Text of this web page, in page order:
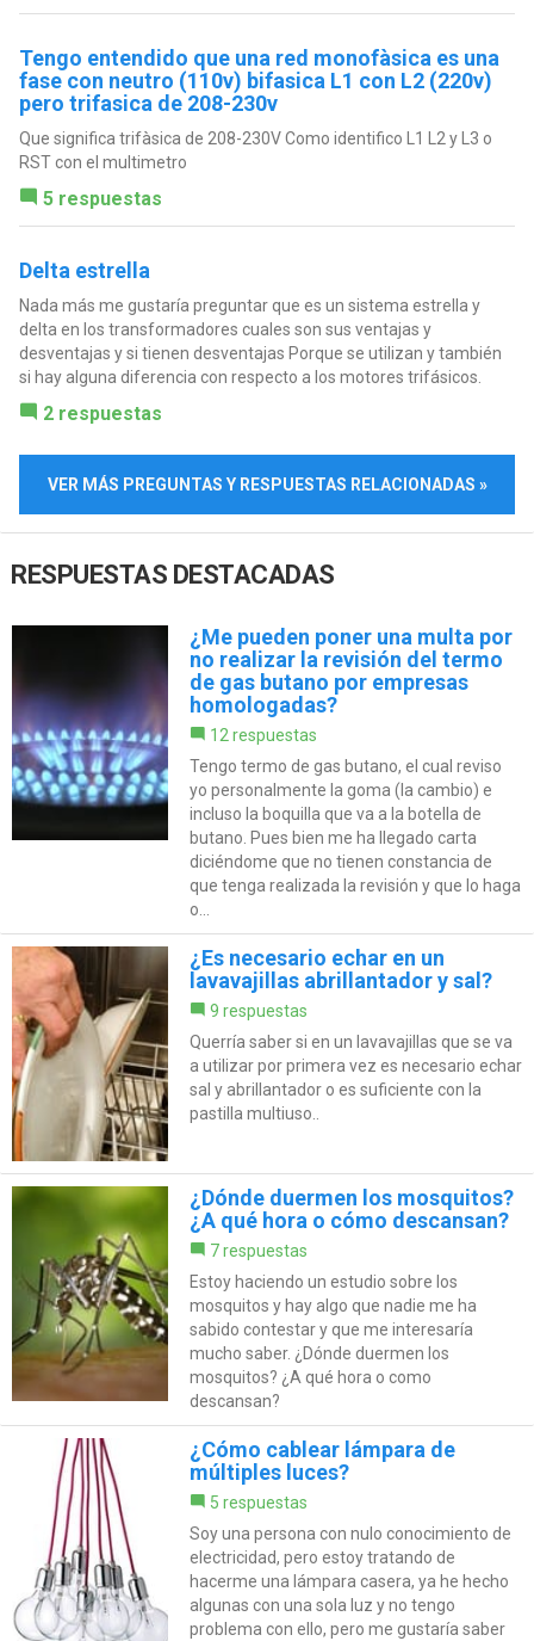
Tengo entendido que una red monofàsica es una
fase con neutro (110v) bifasica L1 con L2 (220v)
pero trifasica de 208-230v
Que significa trifàsica de 208-230V Como identifico L1 L2 y L3 o
RST con el multimetro
5 respuestas
Delta estrella
Nada más me gustaría preguntar que es un sistema estrella y
delta en los transformadores cuales son sus ventajas y
desventajas y si tienen desventajas Porque se utilizan y también
si hay alguna diferencia con respecto a los motores trifásicos.
2 respuestas
VER MÁS PREGUNTAS Y RESPUESTAS RELACIONADAS »
RESPUESTAS DESTACADAS
¿Me pueden poner una multa por
no realizar la revisión del termo
de gas butano por empresas
homologadas?
12 respuestas
Tengo termo de gas butano, el cual reviso
yo personalmente la goma (la cambio) e
incluso la boquilla que va a la botella de
butano. Pues bien me ha llegado carta
diciéndome que no tienen constancia de
que tenga realizada la revisión y que lo haga
o...
¿Es necesario echar en un
lavavajillas abrillantador y sal?
9 respuestas
Querría saber si en un lavavajillas que se va
a utilizar por primera vez es necesario echar
sal y abrillantador o es suficiente con la
pastilla multiuso..
¿Dónde duermen los mosquitos?
¿A qué hora o cómo descansan?
7 respuestas
Estoy haciendo un estudio sobre los
mosquitos y hay algo que nadie me ha
sabido contestar y que me interesaría
mucho saber. ¿Dónde duermen los
mosquitos? ¿A qué hora o como
descansan?
¿Cómo cablear lámpara de
múltiples luces?
5 respuestas
Soy una persona con nulo conocimiento de
electricidad, pero estoy tratando de
hacerme una lámpara casera, ya he hecho
algunas con una sola luz y no tengo
problema con ello, pero me gustaría saber